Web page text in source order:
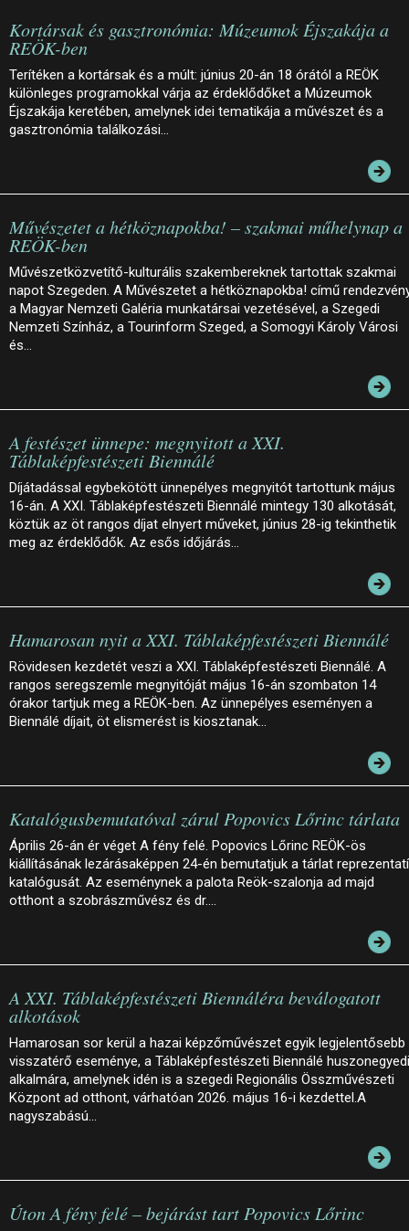
Kortársak és gasztronómia: Múzeumok Éjszakája a
REÖK-ben
Terítéken a kortársak és a múlt: június 20-án 18 órától a REÖK
különleges programokkal várja az érdeklődőket a Múzeumok
Éjszakája keretében, amelynek idei tematikája a művészet és a
gasztronómia találkozási…
Művészetet a hétköznapokba! – szakmai műhelynap a
REÖK-ben
Művészetközvetítő-kulturális szakembereknek tartottak szakmai
napot Szegeden. A Művészetet a hétköznapokba! című
a Magyar Nemzeti Galéria munkatársai vezetésével, a Szegedi
Nemzeti Színház, a Tourinform Szeged, a Somogyi Károly Városi
és…
A festészet ünnepe: megnyitott a XXI.
Táblaképfestészeti Biennálé
Díjátadással egybekötött ünnepélyes megnyitót tartottunk május
16-án. A XXI. Táblaképfestészeti Biennálé mintegy 130 alkotását,
köztük az öt rangos díjat elnyert műveket, június 28-ig tekinthetik
meg az érdeklődők. Az esős időjárás…
Hamarosan nyit a XXI. Táblaképfestészeti Biennálé
Rövidesen kezdetét veszi a XXI. Táblaképfestészeti Biennálé. A
rangos seregszemle megnyitóját május 16-án szombaton 14
órakor tartjuk meg a REÖK-ben. Az ünnepélyes eseményen a
Biennálé díjait, öt elismerést is kiosztanak…
Katalógusbemutatóval zárul Popovics Lőrinc tárlata
Április 26-án ér véget A fény felé. Popovics Lőrinc REÖK-ös
kiállításának lezárásaképpen 24-én bemutatjuk a tárlat
katalógusát. Az eseménynek a palota Reök-szalonja ad majd
otthont a szobrászművész és dr.…
A XXI. Táblaképfestészeti Biennáléra beválogatott
alkotások
Hamarosan sor kerül a hazai képzőművészet egyik legjelentősebb
visszatérő eseménye, a Táblaképfestészeti Biennálé
alkalmára, amelynek idén is a szegedi Regionális Összművészeti
Központ ad otthont, várhatóan 2026. május 16-i kezdettel.A
nagyszabású…
Úton A fény felé – bejárást tart Popovics Lőrinc